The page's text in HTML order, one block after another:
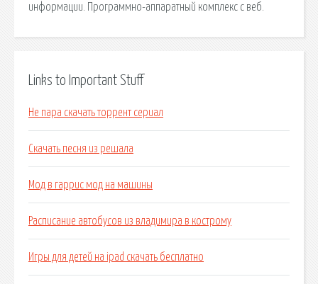
информации. Программно-аппаратный комплекс с веб.
Links to Important Stuff
Не пара скачать торрент сериал
Скачать песня из решала
Мод в гаррис мод на машины
Расписание автобусов из владимира в кострому
Игры для детей на ipad скачать бесплатно